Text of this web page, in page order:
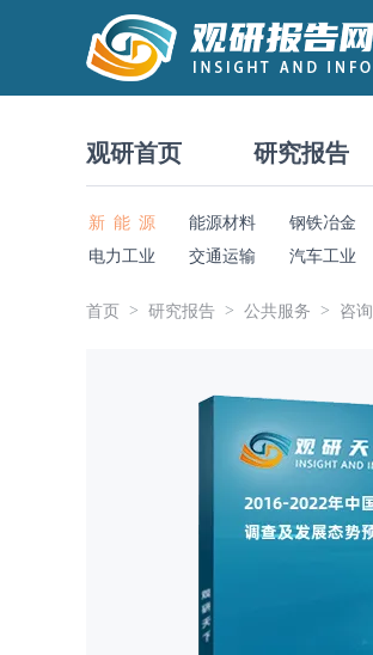
观研首页 研究报告
新 能 源 能源材料 钢铁冶金
电力工业
交通运输 汽车工业
首页 研究报告 公共服务 咨询